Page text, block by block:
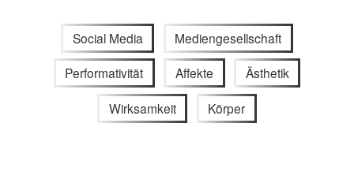
Social Media Mediengesellschaft
Performativität Affekte Ästhetik
Wirksamkeit Körper